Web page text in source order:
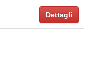
Dettagli